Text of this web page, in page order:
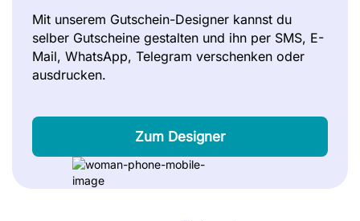
Mit unserem Gutschein-Designer kannst du
selber Gutscheine gestalten und ihn per SMS, E-
Mail, WhatsApp, Telegram verschenken oder
ausdrucken.
Zum Designer